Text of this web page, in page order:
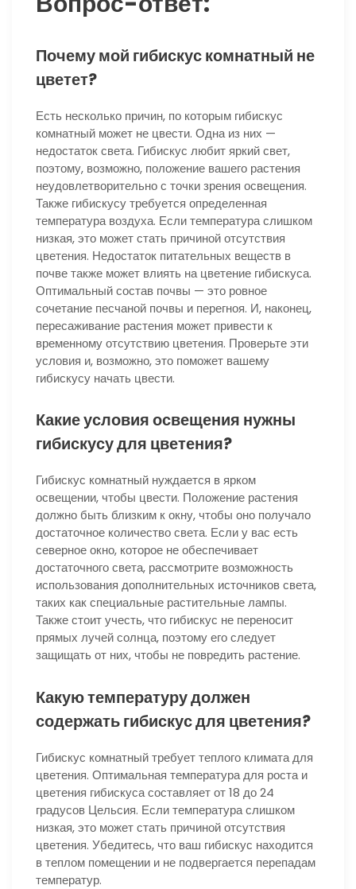
Почему мой гибискус комнатный не
цветет?
Есть несколько причин, по которым гибискус
комнатный может не цвести. Одна из них —
недостаток света. Гибискус любит яркий свет,
поэтому, возможно, положение вашего растения
неудовлетворительно с точки зрения освещения.
Также гибискусу требуется определенная
температура воздуха. Если температура слишком
низкая, это может стать причиной отсутствия
цветения. Недостаток питательных веществ в
почве также может влиять на цветение гибискуса.
Оптимальный состав почвы — это ровное
сочетание песчаной почвы и перегноя. И, наконец,
пересаживание растения может привести к
временному отсутствию цветения. Проверьте эти
условия и, возможно, это поможет вашему
гибискусу начать цвести.
Какие условия освещения нужны
гибискусу для цветения?
Гибискус комнатный нуждается в ярком
освещении, чтобы цвести. Положение растения
должно быть близким к окну, чтобы оно получало
достаточное количество света. Если у вас есть
северное окно, которое не обеспечивает
достаточного света, рассмотрите возможность
использования дополнительных источников света,
таких как специальные растительные лампы.
Также стоит учесть, что гибискус не переносит
прямых лучей солнца, поэтому его следует
защищать от них, чтобы не повредить растение.
Какую температуру должен
содержать гибискус для цветения?
Гибискус комнатный требует теплого климата для
цветения. Оптимальная температура для роста и
цветения гибискуса составляет от 18 до 24
градусов Цельсия. Если температура слишком
низкая, это может стать причиной отсутствия
цветения. Убедитесь, что ваш гибискус находится
в теплом помещении и не подвергается перепадам
температур.